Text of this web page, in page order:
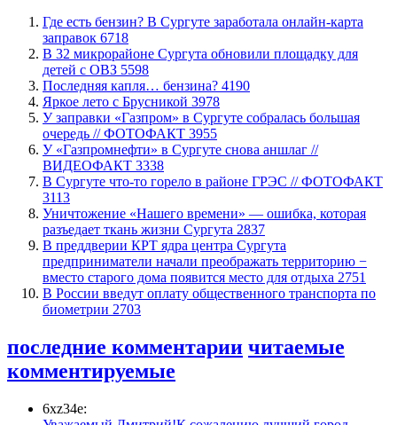
​Где есть бензин? В Сургуте заработала онлайн-карта
заправок 6718
В 32 микрорайоне Сургута обновили площадку для
детей с ОВЗ 5598
​Последняя капля… бензина? 4190
Яркое лето с Брусникой 3978
​У заправки «Газпром» в Сургуте собралась большая
очередь // ФОТОФАКТ 3955
У «Газпромнефти» в Сургуте снова аншлаг //
ВИДЕОФАКТ 3338
​В Сургуте что-то горело в районе ГРЭС // ФОТОФАКТ
3113
​Уничтожение «Нашего времени» — ошибка, которая
разъедает ткань жизни Сургута 2837
​В преддверии КРТ ядра центра Сургута
предприниматели начали преображать территорию −
вместо старого дома появится место для отдыха 2751
В России введут оплату общественного транспорта по
биометрии 2703
последние комментарии читаемые
комментируемые
6xz34e: